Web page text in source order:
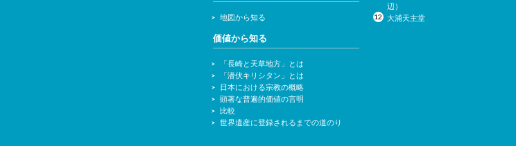
地図から知る
価値から知る
「長崎と天草地方」とは
「潜伏キリシタン」とは
日本における宗教の概略
顕著な普遍的価値の言明
比較
世界遺産に登録されるまでの道のり
辺）
大浦天主堂